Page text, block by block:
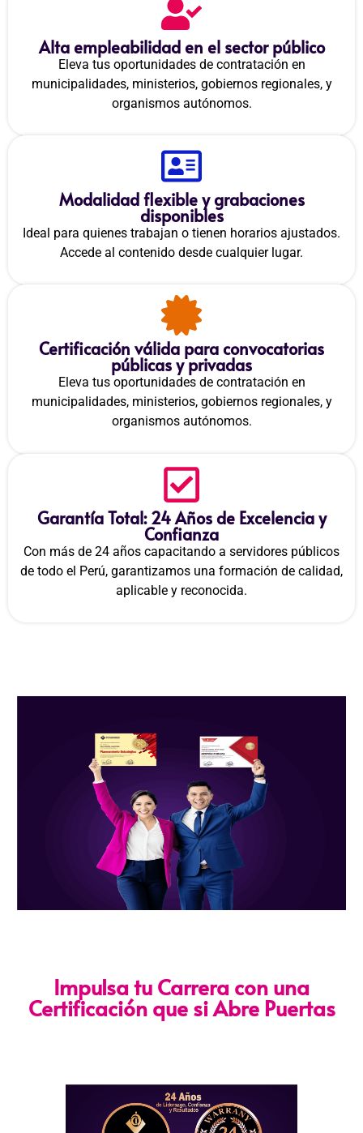
Alta empleabilidad en el sector público
Eleva tus oportunidades de contratación en
municipalidades, ministerios, gobiernos regionales, y
organismos autónomos.
Modalidad flexible y grabaciones
disponibles
Ideal para quienes trabajan o tienen horarios ajustados.
Accede al contenido desde cualquier lugar.
Certificación válida para convocatorias
públicas y privadas
Eleva tus oportunidades de contratación en
municipalidades, ministerios, gobiernos regionales, y
organismos autónomos.
Garantía Total: 24 Años de Excelencia y
Confianza
Con más de 24 años capacitando a servidores públicos
de todo el Perú, garantizamos una formación de calidad,
aplicable y reconocida.
Impulsa tu Carrera con una
Certificación que si Abre Puertas